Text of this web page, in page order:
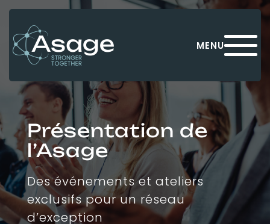
MENU
Présentation de
l’Asage
Des événements et ateliers
exclusifs pour un réseau
d’exception
Panneau de gestion des cookies